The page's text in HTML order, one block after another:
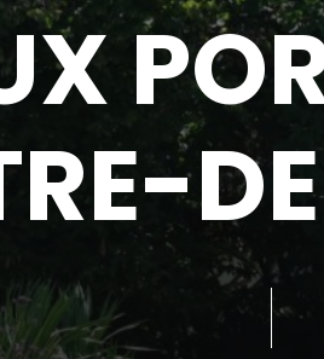
X PO
RE-DE